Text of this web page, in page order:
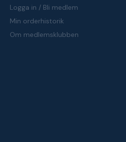
Logga in / Bli medlem
Min orderhistorik
Om medlemsklubben